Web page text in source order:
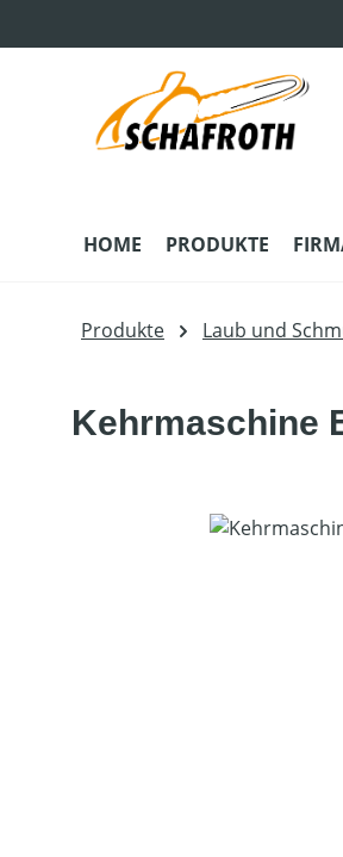
HOME PRODUKTE
Produkte Laub und
Kehrmaschine
Bildergalerie überspringen